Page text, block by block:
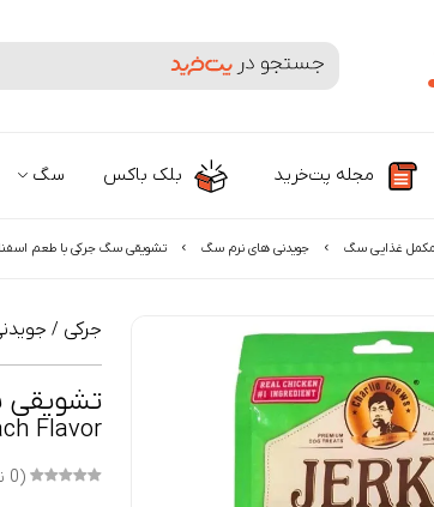
جستجوی محصولات و برندها
مجله پت‌خرید بلک باکس سگ
مکمل غذایی سگ جویدنی های نرم سگ تشویقی سگ جرکی با طعم
جرکی /
تشویقی
Flavor
(0 نظر)